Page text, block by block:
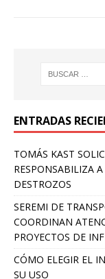
ENTRADAS
TOMÁS KAST
RESPONSABILIZA
DESTROZOS
SEREMI DE
COORDINAN
PROYECTOS DE
CÓMO ELEGIR EL
SU USO